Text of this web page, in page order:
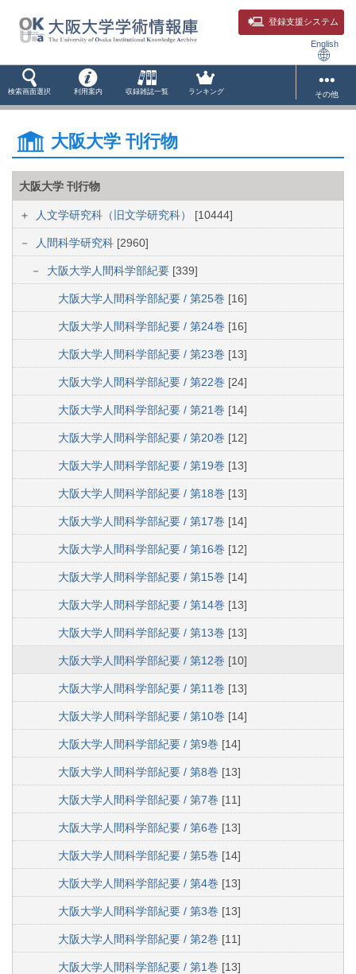
登録支援システム
English
検索画面選択 利用案内 収録雑誌一覧 ランキング その他
大阪大学 刊行物
大阪大学 刊行物
人文学研究科（旧文学研究科） [10444]
人間科学研究科 [2960]
大阪大学人間科学部紀要 [339]
大阪大学人間科学部紀要 / 第25巻 [16]
大阪大学人間科学部紀要 / 第24巻 [16]
大阪大学人間科学部紀要 / 第23巻 [13]
大阪大学人間科学部紀要 / 第22巻 [24]
大阪大学人間科学部紀要 / 第21巻 [14]
大阪大学人間科学部紀要 / 第20巻 [12]
大阪大学人間科学部紀要 / 第19巻 [13]
大阪大学人間科学部紀要 / 第18巻 [13]
大阪大学人間科学部紀要 / 第17巻 [14]
大阪大学人間科学部紀要 / 第16巻 [12]
大阪大学人間科学部紀要 / 第15巻 [14]
大阪大学人間科学部紀要 / 第14巻 [13]
大阪大学人間科学部紀要 / 第13巻 [13]
大阪大学人間科学部紀要 / 第12巻 [10]
大阪大学人間科学部紀要 / 第11巻 [13]
大阪大学人間科学部紀要 / 第10巻 [14]
大阪大学人間科学部紀要 / 第9巻 [14]
大阪大学人間科学部紀要 / 第8巻 [13]
大阪大学人間科学部紀要 / 第7巻 [11]
大阪大学人間科学部紀要 / 第6巻 [13]
大阪大学人間科学部紀要 / 第5巻 [14]
大阪大学人間科学部紀要 / 第4巻 [13]
大阪大学人間科学部紀要 / 第3巻 [13]
大阪大学人間科学部紀要 / 第2巻 [11]
大阪大学人間科学部紀要 / 第1巻 [13]